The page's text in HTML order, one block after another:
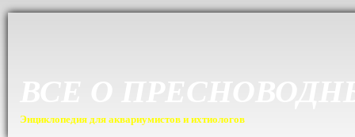
Энциклопедия для аквариумистов и ихтиологов